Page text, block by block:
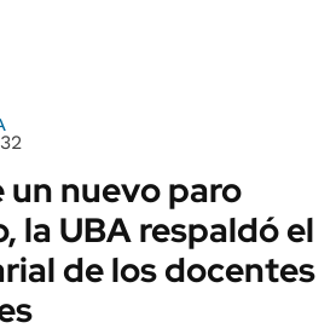
un nuevo paro
la UBA respaldó el
de los docentes